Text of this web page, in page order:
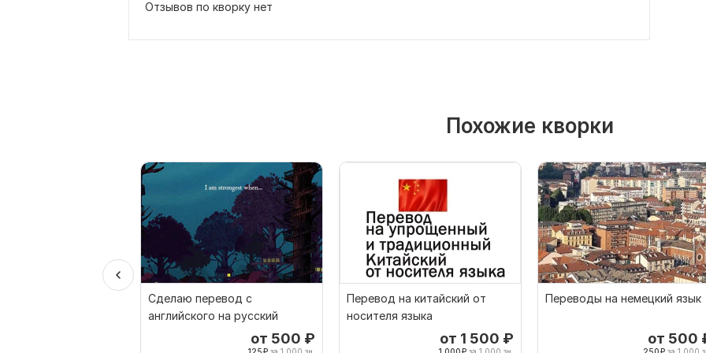
Отзывов по кворку нет
Похожие кворки
Сделаю перевод с
английского на русский
от 500 ₽
Перевод на китайский от
носителя языка
от 1 500 ₽
Переводы на немецкий язык
от 500